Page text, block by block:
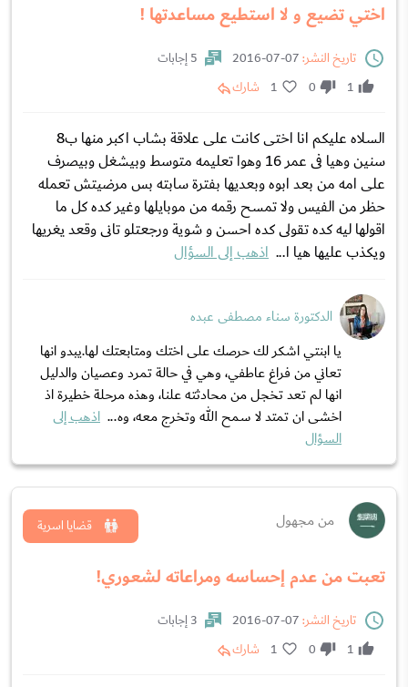
اختي تضيع و لا استطيع مساعدتها !
تاريخ النشر:
5 إجابات
1
0
1 شارك
السلاه عليكم انا اختى كانت على علاقة بشاب اكبر منها ب8
سنين وهيا فى عمر 16 وهوا تعليمه متوسط وبيشغل وبيصرف
على امه من بعد ابوه وبعديها بفترة سابته بس مرضيتش تعمله
حظر من الفيس ولا تمسح رقمه من موبايلها وغير كده كل ما
اقولها ليه كده تقولى كده احسن و شوية ورجعتلو تانى وقعد يغريها
ويكذب عليها هيا ا... اذهب إلى السؤال
الدكتورة سناء مصطفى عبده
يا ابنتي اشكر لك حرصك على اختك ومتابعتك لها.يبدو انها
تعاني من فراغ عاطفي، وهي في حالة تمرد وعصيان والدليل
انها لم تعد تخجل من محادثته علنا، وهذه مرحلة خطيرة اذ
اخشى ان تمتد لا سمح الله وتخرج معه، وه... اذهب إلى
السؤال
من مجهول
تعبت من عدم إحساسه ومراعاته لشعوري!
قضايا اسرية
تاريخ النشر:
3 إجابات
1
0
1 شارك